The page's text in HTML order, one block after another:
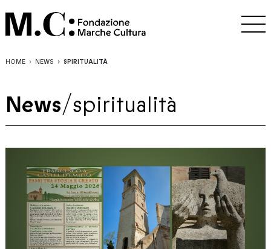
HOME NEWS SPIRITUALITÀ
News/spiritualità